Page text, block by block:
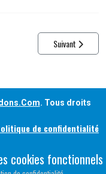
Article suivant :
Suivant
. Tous droits
de confidentialité
cookies fonctionnels